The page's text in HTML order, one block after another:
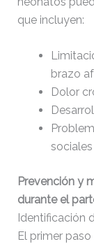
que incluyen:
brazo
Dolor
sociales
Prevención y
durante el
Identificación
El primer